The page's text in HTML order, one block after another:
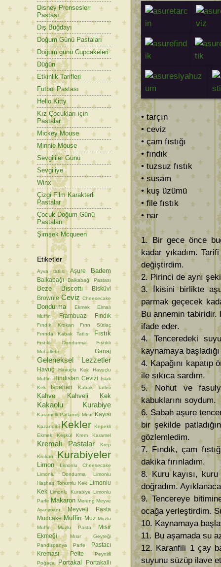
• tarçın
• ceviz
• çam fıstığı
• fındık
• tuzsuz fıstık
• susam
• kuş üzümü
• file fıstık
• nar
1. Bir gece önce
kadar yıkadım.
değiştirdim.
2. Pirinci de aynı
3. İkisini birlikte
parmak geçecek
Bu annemin tabiridir.
ifade eder.
4. Tenceredeki
kaynamaya
4. Kapağını
ile sıkıca sardım.
5. Nohut ve
kabuklarını soydum.
6. Sabah aşure
bir şekilde
gözlemledim.
7. Fındık, çam
dakika fırınladım.
8. Kuru kayısı,
doğradım.
9. Tencereye
ocağa yerleştirdim.
10. Kaynamaya
11. Bu aşamada su
12. Karanfili 1 çay
suyunu süzüp ilave
Disney Prensesleri
Pastası
Diş Buğdayı
Doğum Günü Pastaları
Doğum günü Cupcakeleri
Düğün
Etkinlik Tarifleri
Futbol Pastası
Hello Kitty
Kız Çocukları için
Pastalar
Mickey Mouse
Minnie Mouse
Sevgililer Günü
Sevgiliye
Winx
Çizgi Film Karakterli
Pastalar
Çocuk Doğum Günü
Pastaları
Şimşek Mcqueen
Etiketler
Ayva tatlısı Aşure Badem
Balkabağı Balkabağı Pastası
Beze Biscotti
Bisküvi
Brownie Ceviz Cheesecake
Dondurma Ekmek
Elmalı
Muffin
Frambuaz Fındık
Fındık Krokan
Fırın Sütlaç
Fırında Kabak Tatlısı
Fıstık
Fıstıklı Dondurma
Fıstıklı
Muhallebi
Ganaj
Geleneksel Lezzetler
Havuç Havuçlu Kek
Havuçlu
Muffin Hindistan Cevizi
Islak
Kek
Ispahan Kabak Tatlısı
Kahve Kahveli Kek
Kakaolu Kurabiye
Karamelli Patlamış Mısır Kayısı
Kazandibi Kekler Kepekli
Ekmek
Keşkül Krem Karamel
Kremalı Pastalar Krep
Krokan Kurabiyeler
Limon
Limonlu Cheesecake
Limonlu Dondurma
Limonlu
Haşhaş Tohumlu Kek
Limonlu
Kek Limonlu Kurabiye Limonlu
Parfe Makaron Mereng Meyve
Aranjmanı
Meyveli Pasta
Mudcake Muffin Muz Muzlu
Muffin
Muzlu Pasta
Mısır
Ekmeği
Mısır Gevreği
Pandispanya
Parfe
Pastacı
Kreması
Pelte
Peynirli
Poğaça
Portakal
Portakallı